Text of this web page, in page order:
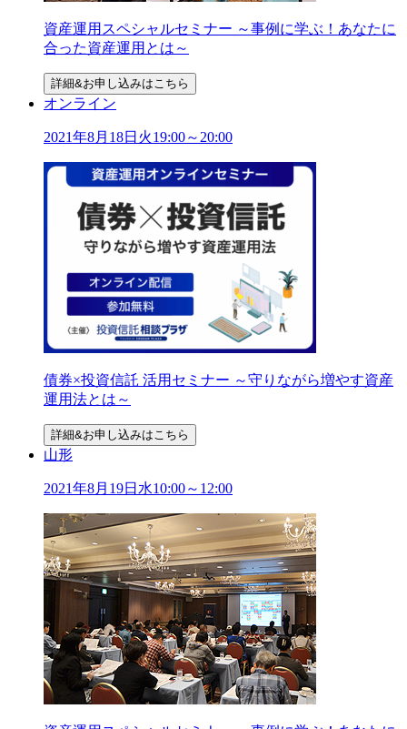
資産運用スペシャルセミナー ～事例に学ぶ！あなたに
合った資産運用とは～
詳細&お申し込みはこちら
オンライン
2021年8月 18日 火19:00～20:00
債券×投資信託 活用セミナー ～守りながら増やす資産
運用法とは～
詳細&お申し込みはこちら
山形
2021年8月 19日 水10:00～12:00